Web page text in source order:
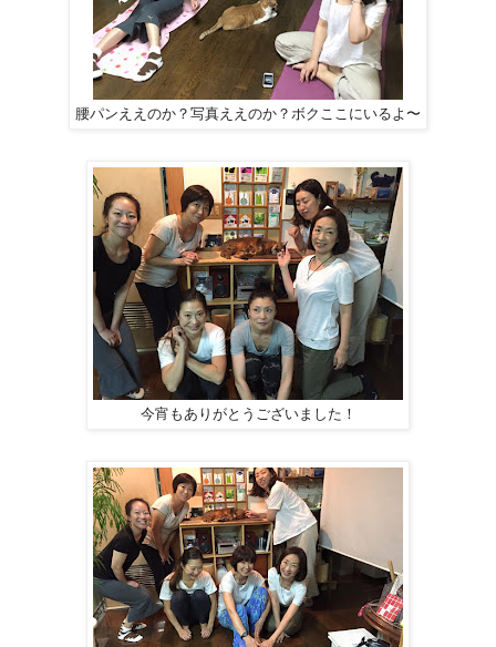
腰パンええのか？写真ええのか？ボクここにいるよ〜
今宵もありがとうございました！